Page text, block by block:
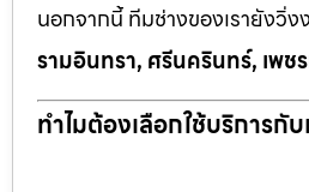
นอกจากนี้ ทีมช่างของเรายังวิ่
รามอินทรา, ศรีนครินทร์, เพ
ทำไมต้องเลือกใช้บริการกับ